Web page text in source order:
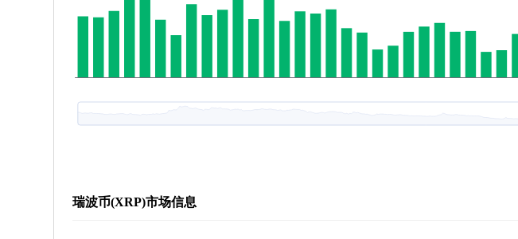
瑞波币(XRP)市场信息